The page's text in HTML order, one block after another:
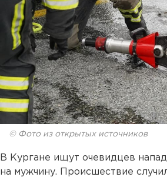
© Фото из открытых источников
В Кургане ищут очевидцев
на мужчину. Происшествие